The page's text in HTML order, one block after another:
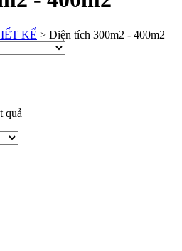
KẾ > Diện tích 300m2 - 400m2
quả